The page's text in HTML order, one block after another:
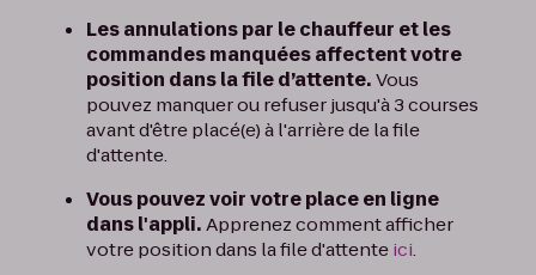
Les annulations par le chauffeur et les
commandes manquées affectent votre
position dans la file d’attente.Vous
pouvez manquer ou refuser jusqu'à 3 courses
avant d'être placé(e) à l'arrière de la file
d'attente.
Vous pouvez voir votre place en ligne
dans l'appli.Apprenez comment afficher
votre position dans la file d'attenteici.